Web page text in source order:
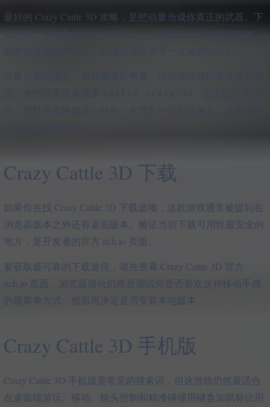
最好的 Crazy Cattle 3D 攻略，是把动量当成你真正的武器。下
坡冲刺、侧面角度和受控的撞击，比胡乱的正面冲撞更有效。
Crazy Cattle 3D 下载
如果你在找 Crazy Cattle 3D 下载选项，这款游戏通常被提到在
浏览器版本之外还有桌面版本。验证当前下载可用性最安全的
地方，是开发者的官方 itch.io 页面。
要获取最可靠的下载途径，请先查看 Crazy Cattle 3D 官方
itch.io 页面。浏览器游玩仍然是测试你是否喜欢这种移动手感
的最简单方式，然后再决定是否安装本地版本。
Crazy Cattle 3D 手机版
Crazy Cattle 3D 手机版是常见的搜索词，但这游戏仍然最适合
在桌面端游玩。移动、镜头控制和精准碰撞用键盘加鼠标比用